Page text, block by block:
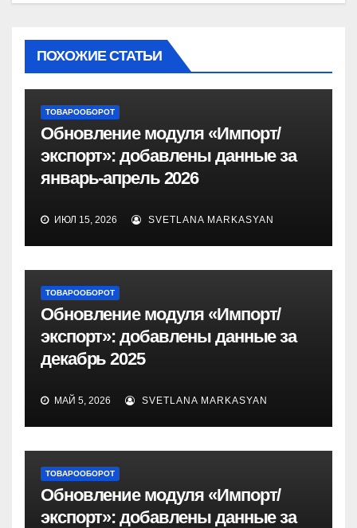
ПОХОЖИЕ СТАТЬИ
ТОВАРООБОРОТ
Обновление модуля «Импорт/
экспорт»: добавлены данные за
январь-апрель 2026
ИЮЛ 15, 2026 SVETLANA MARKASYAN
ТОВАРООБОРОТ
Обновление модуля «Импорт/
экспорт»: добавлены данные за
декабрь 2025
МАЙ 5, 2026 SVETLANA MARKASYAN
ТОВАРООБОРОТ
Обновление модуля «Импорт/
экспорт»: добавлены данные за